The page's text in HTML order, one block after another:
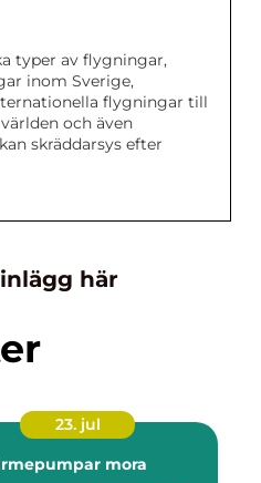
typer av flygningar,
inom Sverige,
flygningar till
och även
skräddarsys efter
här
23. jul
mora